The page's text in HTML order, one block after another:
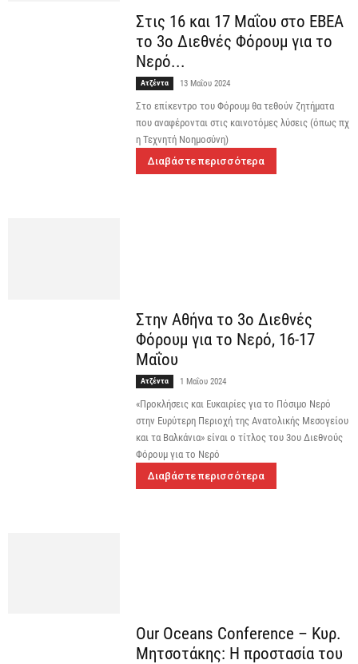
Στις 16 και 17 Μαΐου στο ΕΒΕΑ
το 3ο Διεθνές Φόρουμ για το
Νερό...
Ατζέντα 13 Μαΐου 2024
Στο επίκεντρο του Φόρουμ θα τεθούν ζητήματα
που αναφέρονται στις καινοτόμες λύσεις (όπως πχ
η Τεχνητή Νοημοσύνη)
Διαβάστε περισσότερα
Στην Αθήνα το 3ο Διεθνές
Φόρουμ για το Νερό, 16-17
Μαΐου
Ατζέντα 1 Μαΐου 2024
«Προκλήσεις και Ευκαιρίες για το Πόσιμο Νερό
στην Ευρύτερη Περιοχή της Ανατολικής Μεσογείου
και τα Βαλκάνια» είναι ο τίτλος του 3ου Διεθνούς
Φόρουμ για το Νερό
Διαβάστε περισσότερα
Our Oceans Conference – Κυρ.
Μητσοτάκης: Η προστασία του